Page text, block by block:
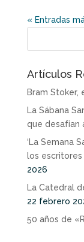
« Entradas
Artículos
Bram Stoker,
La Sábana
que desafían
‘La Semana
los
2026
La Catedral
22 febrero
50 años de